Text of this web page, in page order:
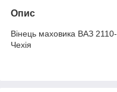
Опис
Вінець маховика ВАЗ
Чехія